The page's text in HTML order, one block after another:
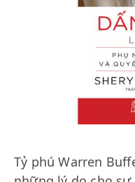
Tỷ phú Warren